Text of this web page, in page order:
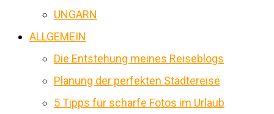
UNGARN
ALLGEMEIN
Die Entstehung meines Reiseblogs
Planung der perfekten Städtereise
5 Tipps für scharfe Fotos im Urlaub